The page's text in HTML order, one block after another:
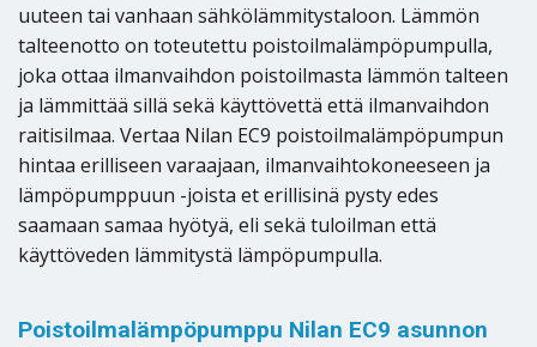
uuteen tai vanhaan sähkölämmitystaloon. Lämmön
talteenotto on toteutettu poistoilmalämpöpumpulla,
joka ottaa ilmanvaihdon poistoilmasta lämmön talteen
ja lämmittää sillä sekä käyttövettä että ilmanvaihdon
raitisilmaa. Vertaa Nilan EC9 poistoilmalämpöpumpun
hintaa erilliseen varaajaan, ilmanvaihtokoneeseen ja
lämpöpumppuun -joista et erillisinä pysty edes
saamaan samaa hyötyä, eli sekä tuloilman että
käyttöveden lämmitystä lämpöpumpulla.
Poistoilmalämpöpumppu Nilan EC9 asunnon